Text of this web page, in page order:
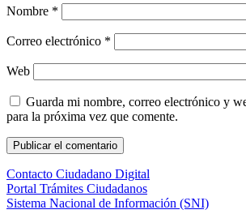
Nombre *
Correo electrónico *
Web
Guarda mi nombre, correo electrónico y
para la próxima vez que comente.
Contacto Ciudadano Digital
Portal Trámites Ciudadanos
Sistema Nacional de Información (SNI)